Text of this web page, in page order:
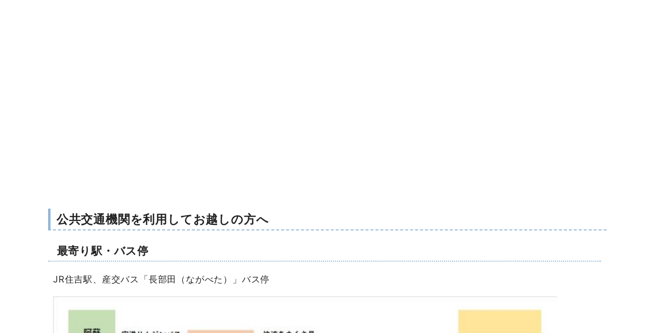
公共交通機関を利用してお越しの方へ
最寄り駅・バス停
JR住吉駅、産交バス「長部田（ながべた）」バス停